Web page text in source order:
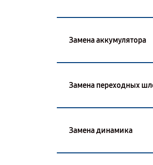
Замена аккумулятора
Замена переходных
Замена динамика